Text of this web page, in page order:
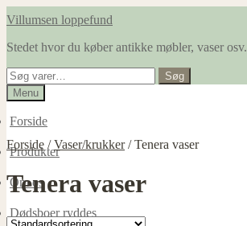
Spring
navigation
Spring
indhold
Villumsen loppefund
Stedet hvor du køber antikke møbler, vaser osv.
Søg
efter:
Søg
Menu
Forside
Produkter
Om os
Dødsboer ryddes
Forside /Vaser/krukker/Tenera vaser
Tenera vaser